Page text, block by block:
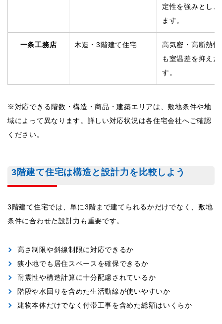
定性を強みとし
ます。
一条工務店 木造・3階建て住宅
高気密・高断熱
も室温差を抑え
す。
※対応できる階数・構造・商品・建築エリアは、敷地条件や地
域によって異なります。詳しい対応状況は各住宅会社へご確認
ください。
3階建て住宅は構造と設計力を比較しよう
3階建て住宅では、単に3階まで建てられるかだけでなく、敷地
条件に合わせた設計力も重要です。
高さ制限や斜線制限に対応できるか
狭小地でも居住スペースを確保できるか
耐震性や構造計算に十分配慮されているか
階段や水回りを含めた生活動線が使いやすいか
建物本体だけでなく付帯工事を含めた総額はいくらか